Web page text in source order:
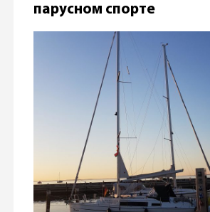
парусном спорте